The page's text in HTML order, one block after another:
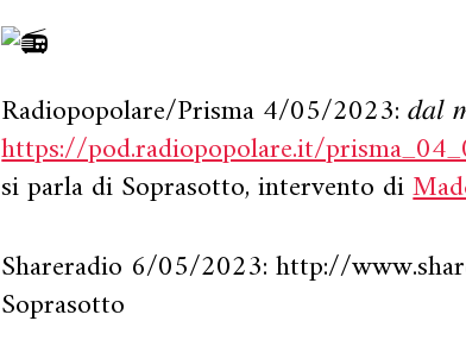
Radiopopolare/Prisma 4/05/2023: 𝑑𝑎𝑙
https://pod.radiopopolare.it/
si parla di Soprasotto, intervento di
Shareradio 6/05/2023: http://
Soprasotto